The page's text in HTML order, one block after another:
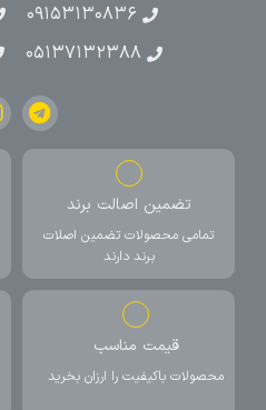
۰۹۱۵۳۱۳۰۸۳۶
۰۵۱۳۷۱۳۲۳۸۸
تضمین اصالت برند
تمامی محصولات تضمین اصلات
برند دارند
قیمت مناسب
محصولات باکیفیت را ارزان بخرید